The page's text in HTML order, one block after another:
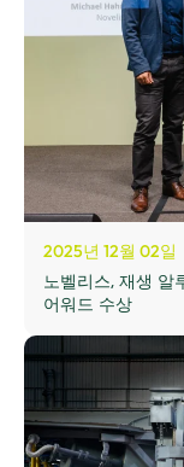
2025년 12월 02일
노벨리스, 재생 알
어워드 수상